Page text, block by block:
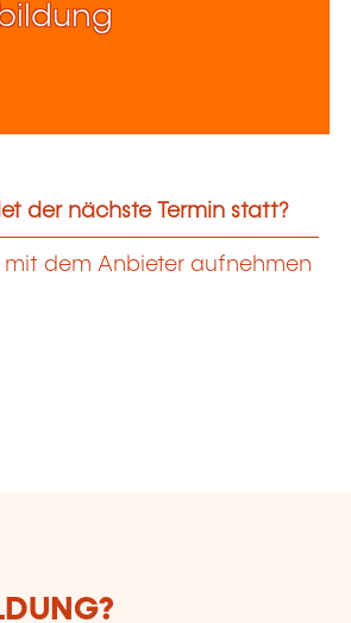
der nächste Termin statt?
mit dem Anbieter aufnehmen